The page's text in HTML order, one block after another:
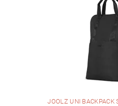
JOOLZ UNI BACKPACK